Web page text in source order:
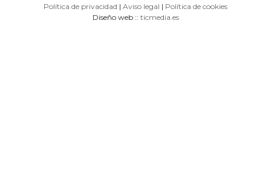
Política de privacidad | Aviso legal | Política de cookies
Diseño web :: ticmedia.es